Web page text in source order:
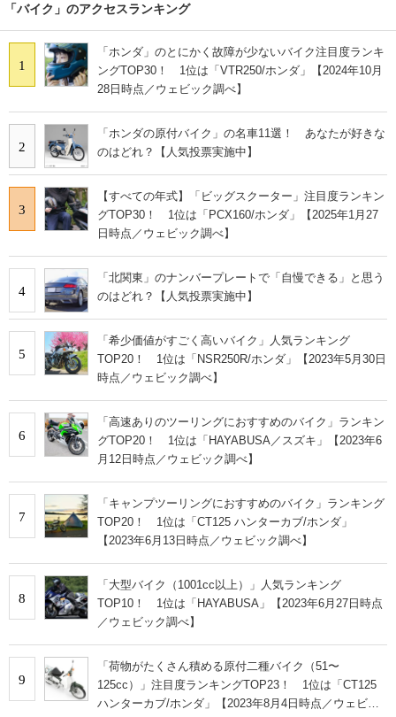
「バイク」のアクセスランキング
1
「ホンダ」のとにかく故障が少ないバイク注目度ランキ
ングTOP30！ 1位は「VTR250/ホンダ」【2024年10月
28日時点／ウェビック調べ】
2
「ホンダの原付バイク」の名車11選！ あなたが好きな
のはどれ？【人気投票実施中】
3
【すべての年式】「ビッグスクーター」注目度ランキン
グTOP30！ 1位は「PCX160/ホンダ」【2025年1月27
日時点／ウェビック調べ】
4
「北関東」のナンバープレートで「自慢できる」と思う
のはどれ？【人気投票実施中】
5
「希少価値がすごく高いバイク」人気ランキング
TOP20！ 1位は「NSR250R/ホンダ」【2023年5月30日
時点／ウェビック調べ】
6
「高速ありのツーリングにおすすめのバイク」ランキン
グTOP20！ 1位は「HAYABUSA／スズキ」【2023年6
月12日時点／ウェビック調べ】
7
「キャンプツーリングにおすすめのバイク」ランキング
TOP20！ 1位は「CT125 ハンターカブ/ホンダ」
【2023年6月13日時点／ウェビック調べ】
8
「大型バイク（1001cc以上）」人気ランキング
TOP10！ 1位は「HAYABUSA」【2023年6月27日時点
／ウェビック調べ】
9
「荷物がたくさん積める原付二種バイク（51〜
125cc）」注目度ランキングTOP23！ 1位は「CT125
ハンターカブ/ホンダ」【2023年8月4日時点／ウェビッ